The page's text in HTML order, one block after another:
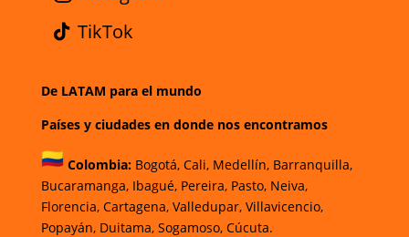
TikTok
De LATAM para el mundo
Países y ciudades en donde nos encontramos
Colombia: Bogotá,Cali, Medellín, Barranquilla,
Bucaramanga,Ibagué,Pereira,Pasto, Neiva,
Florencia, Cartagena, Valledupar, Villavicencio,
Popayán, Duitama, Sogamoso, Cúcuta.